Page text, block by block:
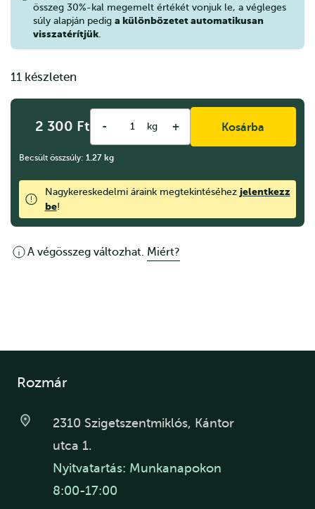
összeg 30%-kal megemelt értékét vonjuk le, a végleges
súly alapján pedig a különbözetet automatikusan
visszatérítjük
11 készleten
2 300 Ft - kg + Kosárba
Becsült összsúly: 1.27 kg
Nagykereskedelmi áraink megtekintéséhez jelentkezz
be!
A végösszeg változhat. Miért?
Rozmár
2310 Szigetszentmiklós, Kántor
utca 1.
Nyitvatartás: Munkanapokon
8:00-17:00